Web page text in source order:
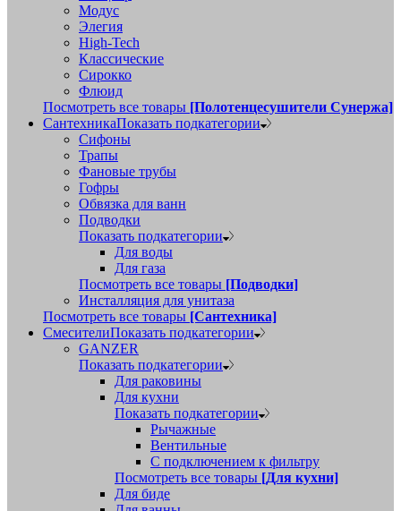
Модус
Элегия
High-Tech
Классические
Сирокко
Флюид
Посмотреть все товары [Полотенцесушители Сунержа]
СантехникаПоказать подкатегории
Сифоны
Трапы
Фановые трубы
Гофры
Обвязка для ванн
Подводки
Показать подкатегории
Для воды
Для газа
Посмотреть все товары [Подводки]
Инсталляция для унитаза
Посмотреть все товары [Сантехника]
СмесителиПоказать подкатегории
GANZER
Показать подкатегории
Для раковины
Для кухни
Показать подкатегории
Рычажные
Вентильные
С подключением к фильтру
Посмотреть все товары [Для кухни]
Для биде